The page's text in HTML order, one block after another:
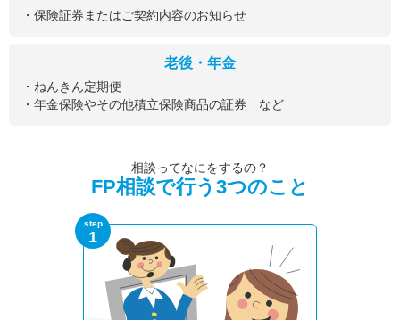
・保険証券またはご契約内容のお知らせ
老後・年金
・ねんきん定期便
・年金保険やその他積立保険商品の証券 など
相談ってなにをするの？
FP相談で行う3つのこと
step
1